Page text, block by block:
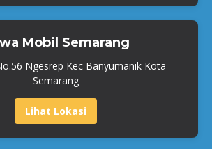
Mobil Semarang
Ngesrep Kec Banyumanik Kota
Semarang
Lihat Lokasi